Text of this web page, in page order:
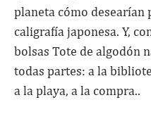
planeta cómo desearían
caligrafía japonesa. Y,
bolsas Tote de algodón
todas partes: a la
a la playa, a la compra..